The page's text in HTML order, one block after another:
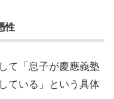
性
て「息子が慶應義塾
ている」という具体